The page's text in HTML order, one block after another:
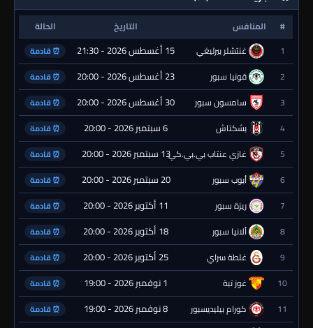
# المنافس التاريخ
الحالة
1
غنتشلر بيرليغي 15 أغسطس 2026 - 21:30 ⏰ قادمة
2 قونيا سبور 23 أغسطس 2026 - 20:00 ⏰ قادمة
3 سامسون سبور 30 أغسطس 2026 - 20:00 ⏰ قادمة
4 بشكتاش 6 سبتمبر 2026 - 20:00 ⏰ قادمة
5 غازي عنتاب بي.بي.كي.13 سبتمبر 2026 - 20:00 ⏰ قادمة
6 أيوب سبور 20 سبتمبر 2026 - 20:00 ⏰ قادمة
7 ريزة سبور 11 أكتوبر 2026 - 20:00 ⏰ قادمة
8 ألانيا سبور 18 أكتوبر 2026 - 20:00 ⏰ قادمة
9 غلطة سراي 25 أكتوبر 2026 - 20:00 ⏰ قادمة
10 غوز تبة 1 نوفمبر 2026 - 19:00 ⏰ قادمة
11 كورام بيليديسبور 8 نوفمبر 2026 - 19:00 ⏰ قادمة